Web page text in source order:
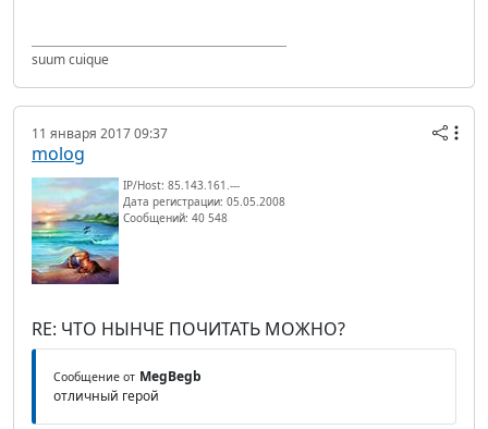
suum cuique
11 января 2017 09:37
molog
IP/Host: 85.143.161.---
Дата регистрации: 05.05.2008
Сообщений: 40 548
RE: ЧТО НЫНЧЕ ПОЧИТАТЬ МОЖНО?
Сообщение от MegBegb
отличный герой